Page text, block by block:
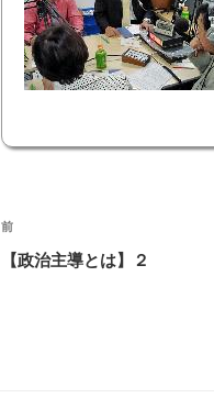
投
稿
前
の
前
【政治主導とは】２